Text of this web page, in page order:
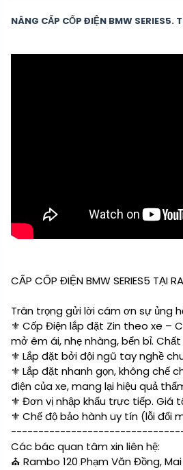
NÂNG CẤP CỐP ĐIỆN BMW SERIES5.
CẤP CỐP ĐIỆN BMW SERIES5 TẠI
Trân trọng gửi lời cám ơn sự ủng
⚜ Cốp Điện lắp đặt Zin theo xe –
mở êm ái, nhẹ nhàng, bển bỉ.
⚜ Lắp đặt bởi đội ngũ tay nghề
⚜ Lắp đặt nhanh gọn, không chế
điện của xe, mang lại hiệu quả
⚜ Đơn vị nhập khẩu trực tiếp. Giá
⚜ Chế độ bảo hành uy tín (lỗi đổi
Các bác quan tâm xin liên hệ:
⛪ Rambo 120 Phạm Văn Đồng, Mai